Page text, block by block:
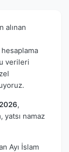
alınan
verileri
,
yatsı namaz
Ayı İslam